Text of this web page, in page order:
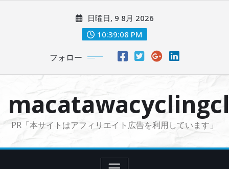
に
日曜日, 9 8月 2026
10:39:09 PM
フォロー
PR「本サイトはアフィリエイト広告を利用しています」